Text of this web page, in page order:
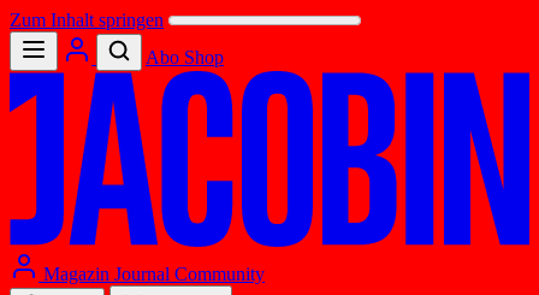
Zum Inhalt springen
Abo Shop
Magazin Journal Community